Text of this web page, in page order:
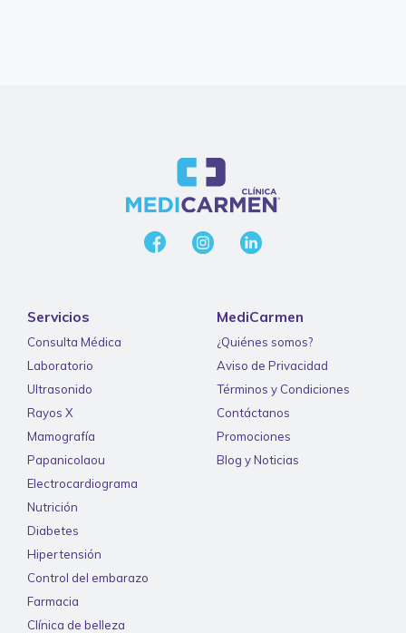
Servicios
Consulta Médica
Laboratorio
Ultrasonido
Rayos X
Mamografía
Papanicolaou
Electrocardiograma
Nutrición
Diabetes
Hipertensión
Control del embarazo
Farmacia
Clínica de belleza
MediCarmen
¿Quiénes somos?
Aviso de Privacidad
Términos y Condiciones
Contáctanos
Promociones
Blog y Noticias